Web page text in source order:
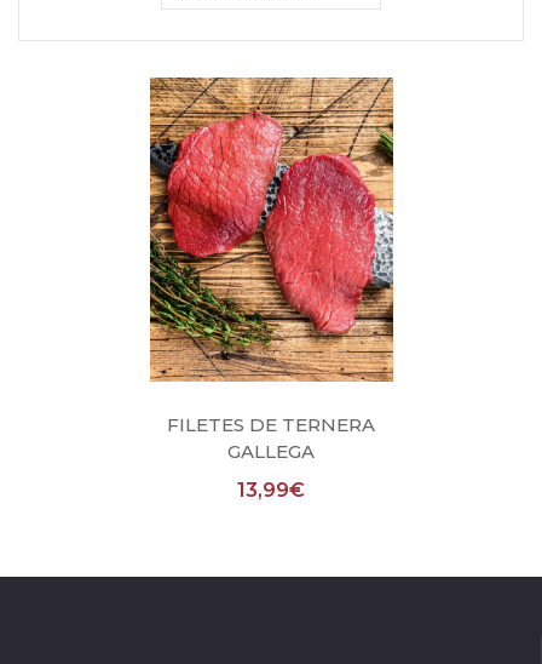
FILETES DE TERNERA
GALLEGA
13,99€